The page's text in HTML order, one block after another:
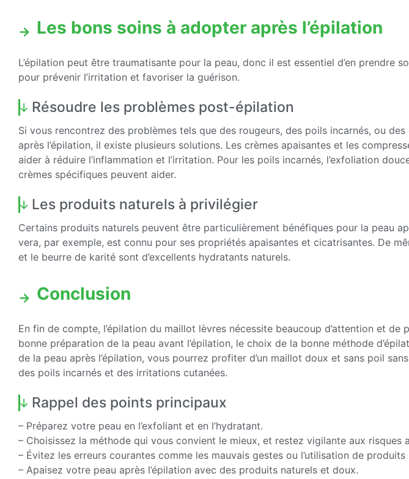
Les bons soins à adopter après l’épilation
L’épilation peut être traumatisante pour la peau, donc il est essentiel d’en prendre
pour prévenir l’irritation et favoriser la guérison.
Résoudre les problèmes post-épilation
Si vous rencontrez des problèmes tels que des rougeurs, des poils incarnés, ou des
après l’épilation, il existe plusieurs solutions. Les crèmes apaisantes et les
aider à réduire l’inflammation et l’irritation. Pour les poils incarnés, l’exfoliation
crèmes spécifiques peuvent aider.
Les produits naturels à privilégier
Certains produits naturels peuvent être particulièrement bénéfiques pour la peau
vera, par exemple, est connu pour ses propriétés apaisantes et cicatrisantes. De
et le beurre de karité sont d’excellents hydratants naturels.
Conclusion
En fin de compte, l’épilation du maillot lèvres nécessite beaucoup d’attention et de
bonne préparation de la peau avant l’épilation, le choix de la bonne méthode
de la peau après l’épilation, vous pourrez profiter d’un maillot doux et sans poil
des poils incarnés et des irritations cutanées.
Rappel des points principaux
– Préparez votre peau en l’exfoliant et en l’hydratant.
– Choisissez la méthode qui vous convient le mieux, et restez vigilante aux risques
– Évitez les erreurs courantes comme les mauvais gestes ou l’utilisation de produits
– Apaisez votre peau après l’épilation avec des produits naturels et doux.